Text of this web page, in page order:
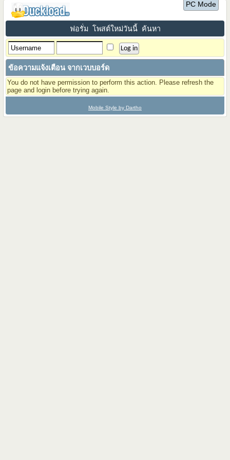
PC Mode
ฟอรั่ม โพสต์ใหม่วันนี้ ค้นหา
ข้อความแจ้งเตือน จากเวบบอร์ด
You do not have permission to perform this action. Please refresh the
page and login before trying again.
Mobile Style by Dartho